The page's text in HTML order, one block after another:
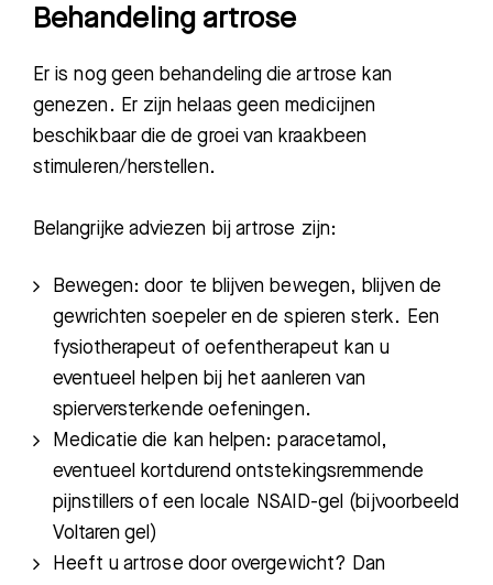
Behandeling artrose
Er is nog geen behandeling die artrose kan
genezen. Er zijn helaas geen medicijnen
beschikbaar die de groei van kraakbeen
stimuleren/herstellen.
Belangrijke adviezen bij artrose zijn:
Bewegen: door te blijven bewegen, blijven de
gewrichten soepeler en de spieren sterk. Een
fysiotherapeut of oefentherapeut kan u
eventueel helpen bij het aanleren van
spierversterkende oefeningen.
Medicatie die kan helpen: paracetamol,
eventueel kortdurend ontstekingsremmende
pijnstillers of een locale NSAID-gel (bijvoorbeeld
Voltaren gel)
Heeft u artrose door overgewicht? Dan